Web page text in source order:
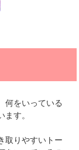
何をいっている
す。
取りやすいトー